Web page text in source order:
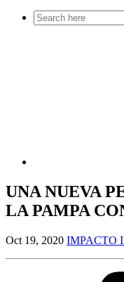
Search
for:
UNA NUEVA
LA PAMPA
Oct 19, 2020 IMPACTO